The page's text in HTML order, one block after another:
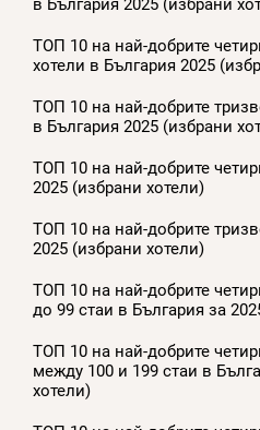
в България 2025 (избрани
ТОП 10 на най-добрите
хотели в България 2025
ТОП 10 на най-добрите
в България 2025 (избрани
ТОП 10 на най-добрите
2025 (избрани хотели)
ТОП 10 на най-добрите
2025 (избрани хотели)
ТОП 10 на най-добрите
до 99 стаи в България за
ТОП 10 на най-добрите
между 100 и 199 стаи в
хотели)